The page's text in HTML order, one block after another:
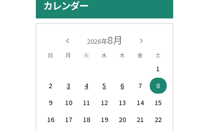
カレンダー
2026年8月
日 月 火 水 木 金 土
1
2
3 4 5 6 7
8
9
10 11 12 13 14
15
16
17 18 19 20 21
22